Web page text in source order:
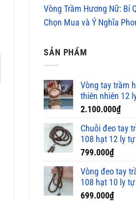
Vòng Trầm Hương Nữ: Bí
Chọn Mua và Ý Nghĩa
SẢN PHẨM
Vòng tay trầm
thiên nhiên 12
2.100.000₫
Chuỗi đeo tay
108 hạt 12 ly
799.000₫
Vòng đeo tay
108 hạt 10 ly
699.000₫